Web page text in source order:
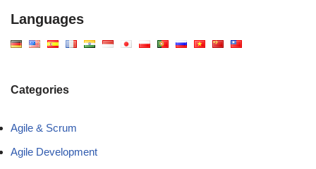
Languages
Categories
Agile & Scrum
Agile Development